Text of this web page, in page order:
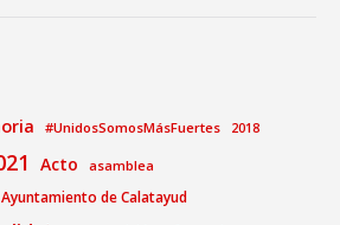
#UnidosSomosMásFuertes 2018
Acto asamblea
Ayuntamiento de Calatayud